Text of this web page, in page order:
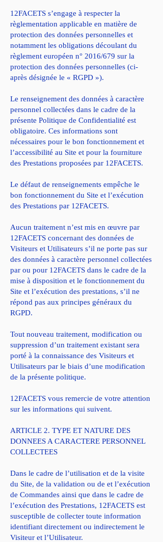
12FACETS s’engage à respecter la
règlementation applicable en matière de
protection des données personnelles et
notamment les obligations découlant du
règlement européen n° 2016/679 sur la
protection des données personnelles (ci-
après désignée le « RGPD »).
Le renseignement des données à caractère
personnel collectées dans le cadre de la
présente Politique de Confidentialité est
obligatoire. Ces informations sont
nécessaires pour le bon fonctionnement et
l’accessibilité au Site et pour la fourniture
des Prestations proposées par 12FACETS.
Le défaut de renseignements empêche le
bon fonctionnement du Site et l’exécution
des Prestations par 12FACETS.
Aucun traitement n’est mis en œuvre par
12FACETS concernant des données de
Visiteurs et Utilisateurs s’il ne porte pas sur
des données à caractère personnel collectées
par ou pour 12FACETS dans le cadre de la
mise à disposition et le fonctionnement du
Site et l’exécution des prestations, s’il ne
répond pas aux principes généraux du
RGPD.
Tout nouveau traitement, modification ou
suppression d’un traitement existant sera
porté à la connaissance des Visiteurs et
Utilisateurs par le biais d’une modification
de la présente politique.
12FACETS vous remercie de votre attention
sur les informations qui suivent.
ARTICLE 2. TYPE ET NATURE DES
DONNEES A CARACTERE PERSONNEL
COLLECTEES
Dans le cadre de l’utilisation et de la visite
du Site, de la validation ou de et l’exécution
de Commandes ainsi que dans le cadre de
l’exécution des Prestations, 12FACETS est
susceptible de collecter toute information
identifiant directement ou indirectement le
Visiteur et l’Utilisateur.